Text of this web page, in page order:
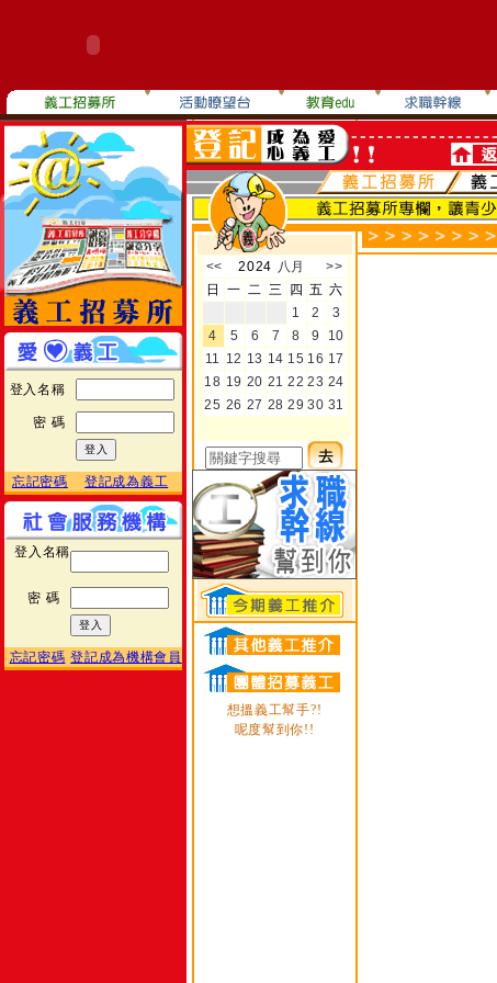
登入名稱
密 碼
忘記密碼 登記成為義工
登入名稱
密 碼
忘記密碼 登記成為機構會員
想搵義工幫手?!
呢度幫到你!!